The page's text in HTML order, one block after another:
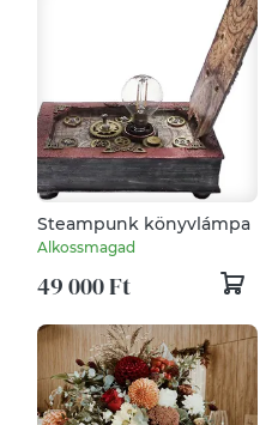
Steampunk könyvlámpa
Alkossmagad
49 000 Ft